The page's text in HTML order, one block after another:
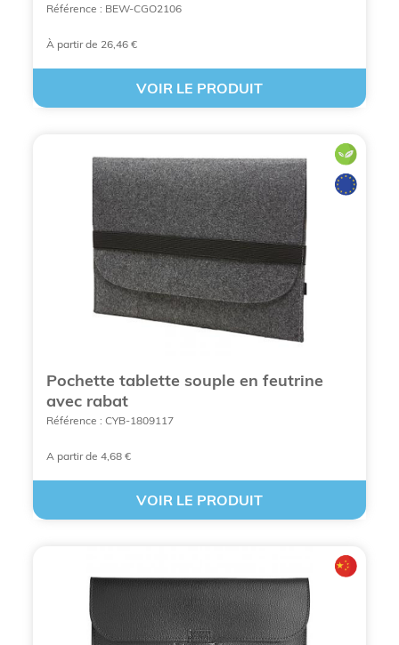
VOIR TOUS NOS ACCESSOIRES POUR
ORDINATEUR PERSONNALISÉS PUBLICITAIRES
EN LIGNE
Les accessoires pour ordinateur
personnalisables pour représenter
votre marque
Référence : BEW-CGO2106
À partir de 26,46 €
VOIR LE PRODUIT
Pochette tablette souple en feutrine
avec rabat
Référence : CYB-1809117
A partir de 4,68 €
VOIR LE PRODUIT